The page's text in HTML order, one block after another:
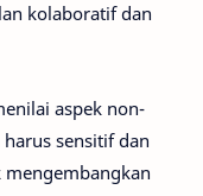
kolaboratif dan
aspek non-
sensitif dan